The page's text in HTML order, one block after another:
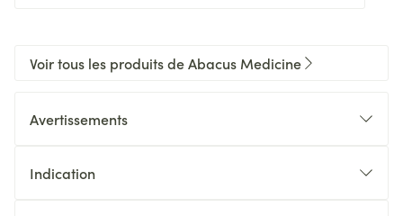
Voir tous les produits de Abacus Medicine
Avertissements
Indication